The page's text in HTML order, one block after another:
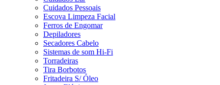
Cuidados Pessoais
Escova Limpeza Facial
Ferros de Engomar
Depiladores
Secadores Cabelo
Sistemas de som Hi-Fi
Torradeiras
Tira Borbotos
Fritadeira S/ Óleo